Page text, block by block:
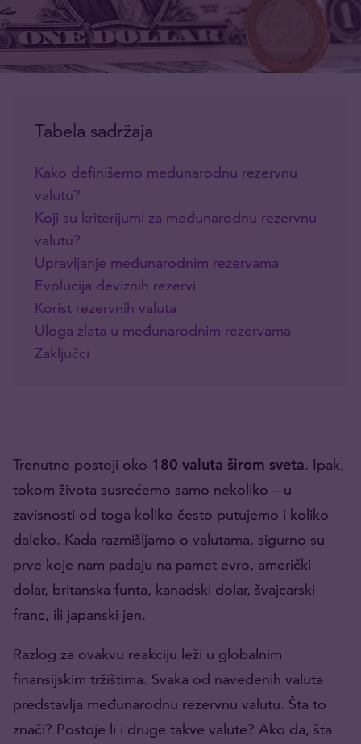
Tabela sadržaja
Kako definišemo međunarodnu rezervnu
valutu?
Koji su kriterijumi za međunarodnu rezervnu
valutu?
Upravljanje međunarodnim rezervama
Evolucija deviznih rezervi
Korist rezervnih valuta
Uloga zlata u međunarodnim rezervama
Zaključci
Trenutno postoji oko 180 valuta širom sveta. Ipak,
tokom života susrećemo samo nekoliko – u
zavisnosti od toga koliko često putujemo i koliko
daleko. Kada razmišljamo o valutama, sigurno su
prve koje nam padaju na pamet evro, američki
dolar, britanska funta, kanadski dolar, švajcarski
franc, ili japanski jen.
Razlog za ovakvu reakciju leži u globalnim
finansijskim tržištima. Svaka od navedenih valuta
predstavlja međunarodnu rezervnu valutu. Šta to
znači? Postoje li i druge takve valute? Ako da, šta